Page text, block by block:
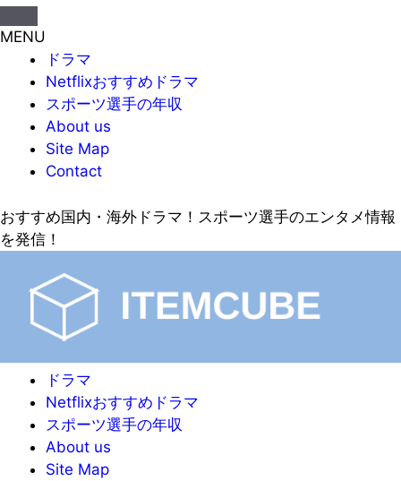
MENU
ドラマ
Netflixおすすめドラマ
スポーツ選手の年収
About us
Site Map
Contact
おすすめ国内・海外ドラマ！スポーツ選手のエンタメ情報
を発信！
ドラマ
Netflixおすすめドラマ
スポーツ選手の年収
About us
Site Map